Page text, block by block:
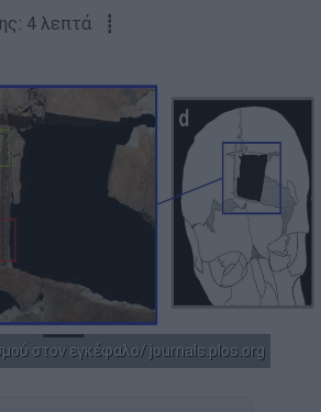
4 λεπτά ┋
στον εγκέφαλο/ journals.plos.org